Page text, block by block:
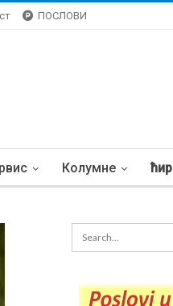
ПОСЛОВИ
Колумне ћир